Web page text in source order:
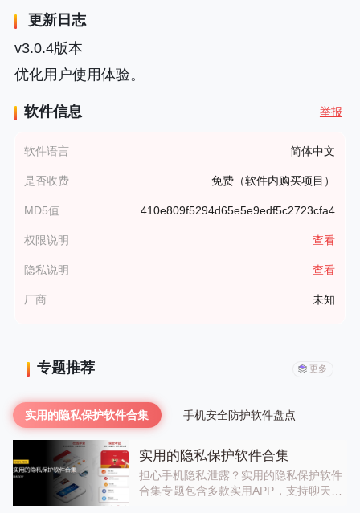
更新日志
v3.0.4版本
优化用户使用体验。
软件信息 举报
软件语言 简体中文
是否收费 免费（软件内购买项目）
MD5值 410e809f5294d65e5e9edf5c2723cfa4
权限说明 查看
隐私说明 查看
厂商 未知
专题推荐 更多
实用的隐私保护软件合集 手机安全防护软件盘点
实用的隐私保护软件合集
担心手机隐私泄露？实用的隐私保护软件
合集专题包含多款实用APP，支持聊天匿